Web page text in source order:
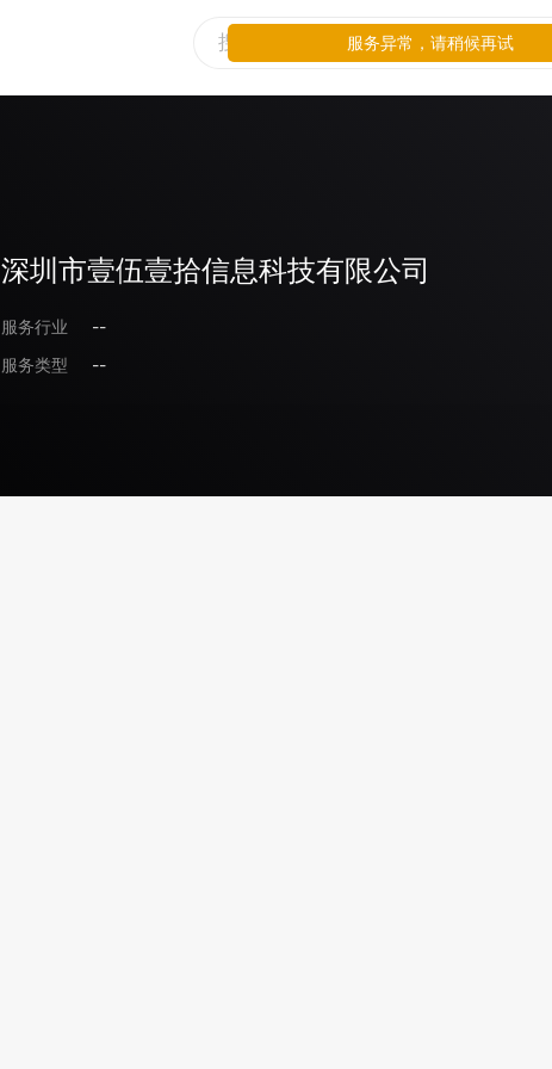
深圳市壹伍壹拾信息科技有限公司
服务行业
--
服务类型
--
服务异常，请稍候再试